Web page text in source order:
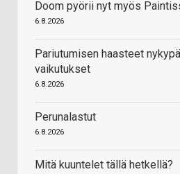
Doom pyörii nyt myös
6.8.2026
Pariutumisen haasteet
vaikutukset
6.8.2026
Perunalastut
6.8.2026
Mitä kuuntelet tällä hetkellä?